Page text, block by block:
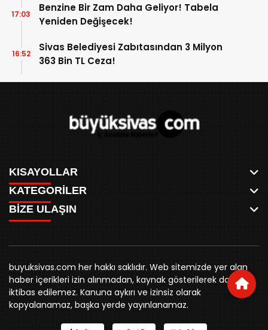
Benzine Bir Zam Daha Geliyor! Tabela
Yeniden Değişecek!
17:03
Sivas Belediyesi Zabıtasından 3 Milyon
363 Bin TL Ceza!
16:52
KISAYOLLAR
ANASAYFA
AKSU CANLI
MEYDAN CANLI
MEDRESELER CANLI
MERAKÜM CANLI
YUKARI TEKKE CANLI
KURUMSAL KİMLİK
REKLAM FİYATLARI
BİZE ULAŞIN
KÜNYE
KATEGORİLER
WHATSAPP
SPOR
SİYASET
BELEDİYE
SİVAS VALİLİĞİ
ÜNİVERSİTE
KURUMLAR
STK
YORUM
BİZE ULAŞIN
0346 221 00 60
buyuksivashaber@gmail.com
Örtülüpınar Mah. İnönü Bulvarı Özkahya Apt. Kat:3 D:7
Sivas
buyuksivas.com her hakkı saklıdır. Web sitemizde yer alan
haber içerikleri izin alınmadan, kaynak gösterilerek dahi
iktibas edilemez. Kanuna aykırı ve izinsiz olarak
kopyalanamaz, başka yerde yayınlanamaz.